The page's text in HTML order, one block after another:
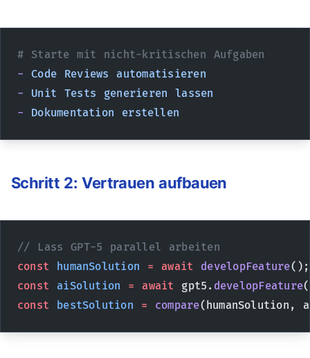
# Starte mit nicht-kritischen Aufgaben
- Code Reviews automatisieren
- Unit Tests generieren lassen
- Dokumentation erstellen
Schritt 2: Vertrauen aufbauen
// Lass GPT-5 parallel arbeiten
const humanSolution = await developFeature();
const aiSolution = await gpt5. developFeature
const bestSolution = compare(humanSolution,